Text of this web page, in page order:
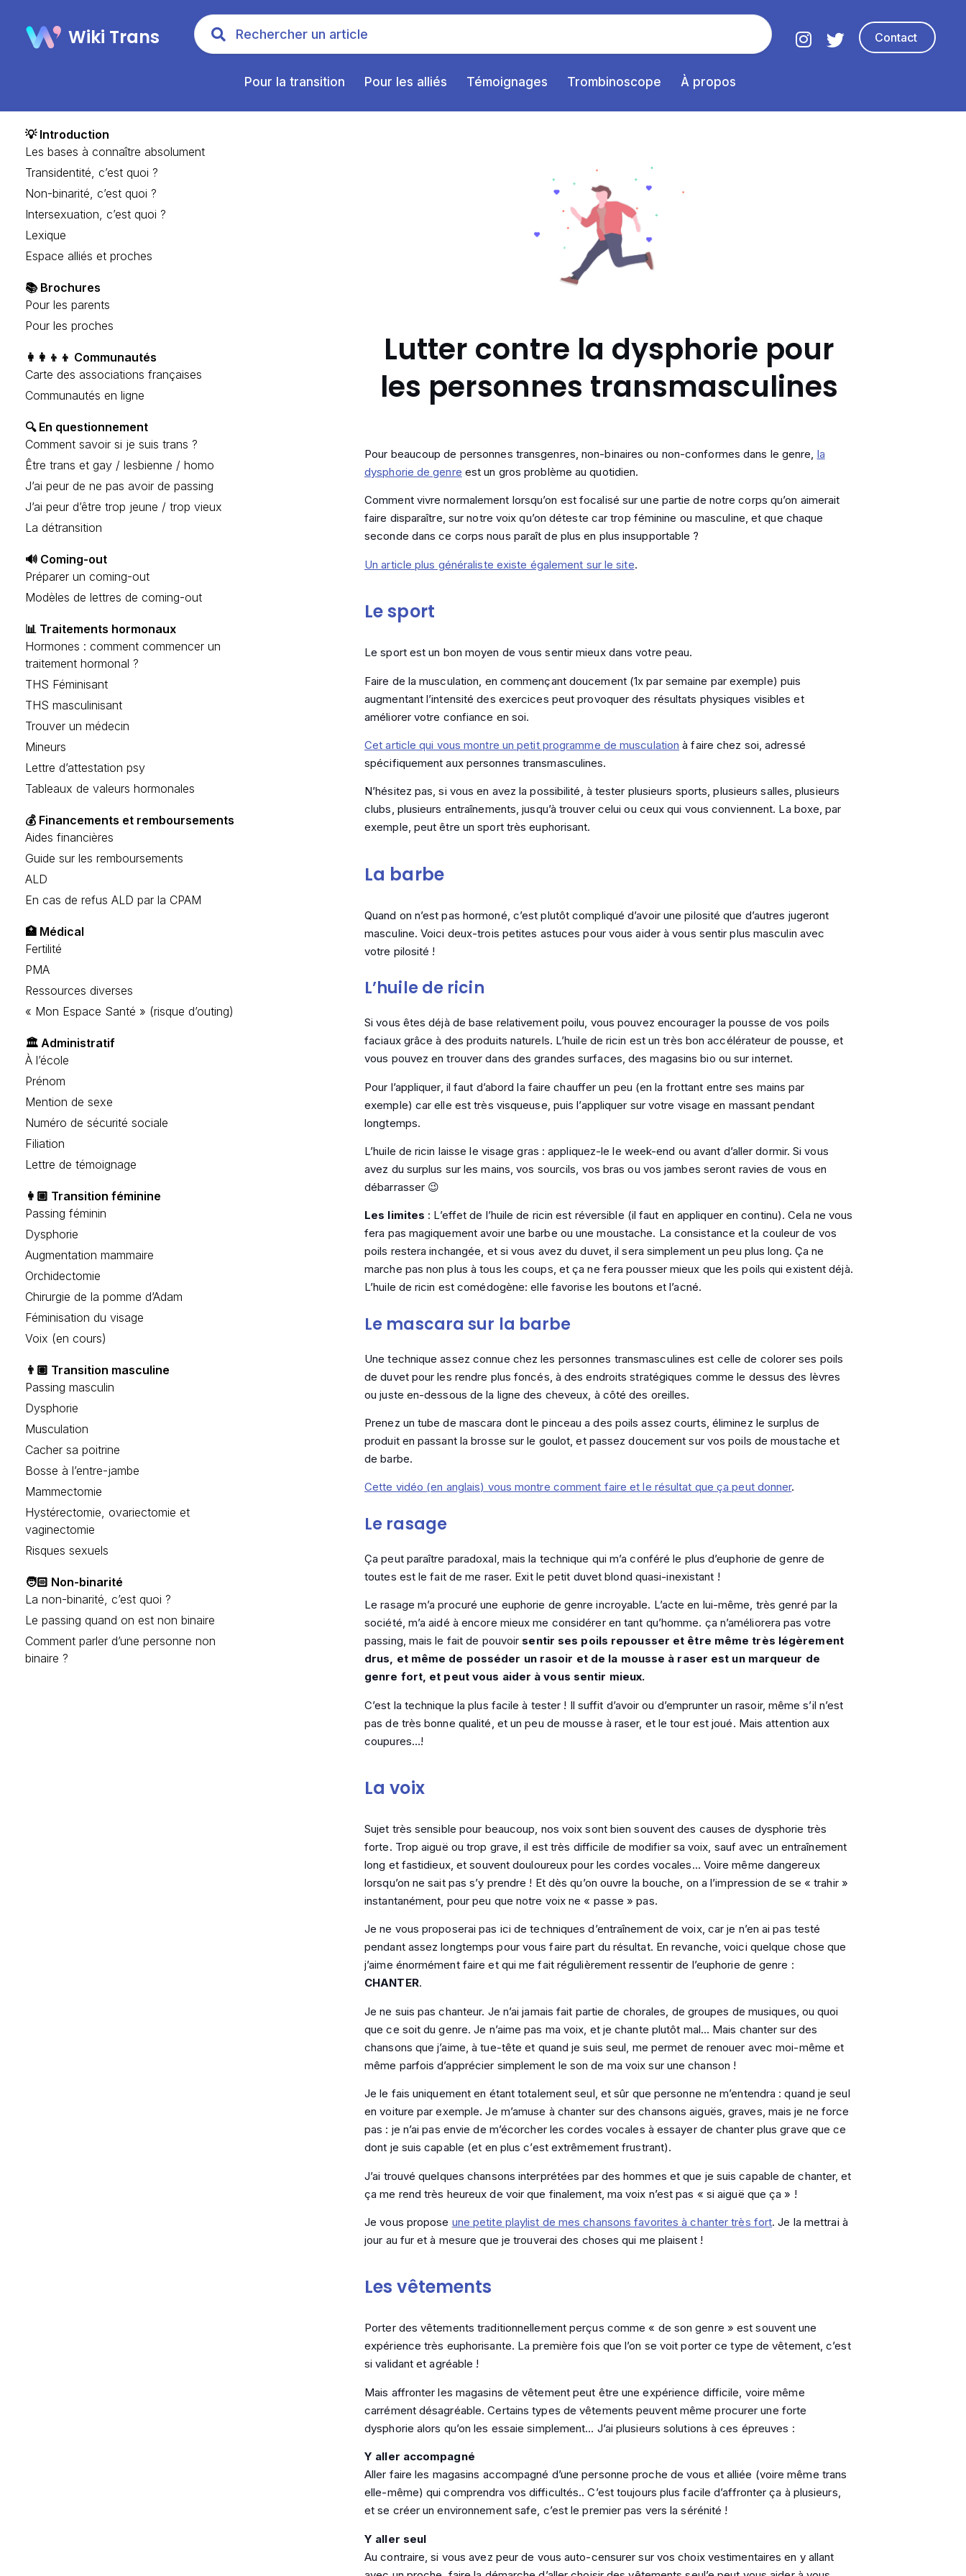
Wiki Trans Contact
Pour la transition Pour les alliés Témoignages Trombinoscope À propos
💡 Introduction
Les bases à connaître absolument
Transidentité, c’est quoi ?
Non-binarité, c’est quoi ?
Intersexuation, c’est quoi ?
Lexique
Espace alliés et proches
📚 Brochures
Pour les parents
Pour les proches
👩‍👩‍👦‍👦 Communautés
Carte des associations françaises
Communautés en ligne
🔍 En questionnement
Comment savoir si je suis trans ?
Être trans et gay / lesbienne / homo
J’ai peur de ne pas avoir de passing
J’ai peur d’être trop jeune / trop vieux
La détransition
🔊 Coming-out
Préparer un coming-out
Modèles de lettres de coming-out
📊 Traitements hormonaux
Hormones : comment commencer un
traitement hormonal ?
THS Féminisant
THS masculinisant
Trouver un médecin
Mineurs
Lettre d’attestation psy
Tableaux de valeurs hormonales
💰 Financements et remboursements
Aides financières
Guide sur les remboursements
ALD
En cas de refus ALD par la CPAM
🏥 Médical
Fertilité
PMA
Ressources diverses
« Mon Espace Santé » (risque d’outing)
🏛️ Administratif
À l’école
Prénom
Mention de sexe
Numéro de sécurité sociale
Filiation
Lettre de témoignage
👩🏼 Transition féminine
Passing féminin
Dysphorie
Augmentation mammaire
Orchidectomie
Chirurgie de la pomme d’Adam
Féminisation du visage
Voix (en cours)
👨🏽 Transition masculine
Passing masculin
Dysphorie
Musculation
Cacher sa poitrine
Bosse à l’entre-jambe
Mammectomie
Hystérectomie, ovariectomie et
vaginectomie
Risques sexuels
🧑🏻 Non-binarité
La non-binarité, c’est quoi ?
Le passing quand on est non binaire
Comment parler d’une personne non
binaire ?
Lutter contre la dysphorie pour
les personnes transmasculines
Pour beaucoup de personnes transgenres, non-binaires ou non-conformes dans le genre, la
dysphorie de genre est un gros problème au quotidien.
Comment vivre normalement lorsqu’on est focalisé sur une partie de notre corps qu’on aimerait
faire disparaître, sur notre voix qu’on déteste car trop féminine ou masculine, et que chaque
seconde dans ce corps nous paraît de plus en plus insupportable ?
Un article plus généraliste existe également sur le site.
Le sport
Le sport est un bon moyen de vous sentir mieux dans votre peau.
Faire de la musculation, en commençant doucement (1x par semaine par exemple) puis
augmentant l’intensité des exercices peut provoquer des résultats physiques visibles et
améliorer votre confiance en soi.
Cet article qui vous montre un petit programme de musculation à faire chez soi, adressé
spécifiquement aux personnes transmasculines.
N’hésitez pas, si vous en avez la possibilité, à tester plusieurs sports, plusieurs salles, plusieurs
clubs, plusieurs entraînements, jusqu’à trouver celui ou ceux qui vous conviennent. La boxe, par
exemple, peut être un sport très euphorisant.
La barbe
Quand on n’est pas hormoné, c’est plutôt compliqué d’avoir une pilosité que d’autres jugeront
masculine. Voici deux-trois petites astuces pour vous aider à vous sentir plus masculin avec
votre pilosité !
L’huile de ricin
Si vous êtes déjà de base relativement poilu, vous pouvez encourager la pousse de vos poils
faciaux grâce à des produits naturels. L’huile de ricin est un très bon accélérateur de pousse, et
vous pouvez en trouver dans des grandes surfaces, des magasins bio ou sur internet.
Pour l’appliquer, il faut d’abord la faire chauffer un peu (en la frottant entre ses mains par
exemple) car elle est très visqueuse, puis l’appliquer sur votre visage en massant pendant
longtemps.
L’huile de ricin laisse le visage gras : appliquez-le le week-end ou avant d’aller dormir. Si vous
avez du surplus sur les mains, vos sourcils, vos bras ou vos jambes seront ravies de vous en
débarrasser 😉
Les limites : L’effet de l’huile de ricin est réversible (il faut en appliquer en continu). Cela ne vous
fera pas magiquement avoir une barbe ou une moustache. La consistance et la couleur de vos
poils restera inchangée, et si vous avez du duvet, il sera simplement un peu plus long. Ça ne
marche pas non plus à tous les coups, et ça ne fera pousser mieux que les poils qui existent déjà.
L’huile de ricin est comédogène: elle favorise les boutons et l’acné.
Le mascara sur la barbe
Une technique assez connue chez les personnes transmasculines est celle de colorer ses poils
de duvet pour les rendre plus foncés, à des endroits stratégiques comme le dessus des lèvres
ou juste en-dessous de la ligne des cheveux, à côté des oreilles.
Prenez un tube de mascara dont le pinceau a des poils assez courts, éliminez le surplus de
produit en passant la brosse sur le goulot, et passez doucement sur vos poils de moustache et
de barbe.
Cette vidéo (en anglais) vous montre comment faire et le résultat que ça peut donner.
Le rasage
Ça peut paraître paradoxal, mais la technique qui m’a conféré le plus d’euphorie de genre de
toutes est le fait de me raser. Exit le petit duvet blond quasi-inexistant !
Le rasage m’a procuré une euphorie de genre incroyable. L’acte en lui-même, très genré par la
société, m’a aidé à encore mieux me considérer en tant qu’homme. ça n’améliorera pas votre
passing, mais le fait de pouvoir sentir ses poils repousser et être même très légèrement
drus, et même de posséder un rasoir et de la mousse à raser est un marqueur de
genre fort, et peut vous aider à vous sentir mieux.
C’est la technique la plus facile à tester ! Il suffit d’avoir ou d’emprunter un rasoir, même s’il n’est
pas de très bonne qualité, et un peu de mousse à raser, et le tour est joué. Mais attention aux
coupures…!
La voix
Sujet très sensible pour beaucoup, nos voix sont bien souvent des causes de dysphorie très
forte. Trop aiguë ou trop grave, il est très difficile de modifier sa voix, sauf avec un entraînement
long et fastidieux, et souvent douloureux pour les cordes vocales… Voire même dangereux
lorsqu’on ne sait pas s’y prendre ! Et dès qu’on ouvre la bouche, on a l’impression de se « trahir »
instantanément, pour peu que notre voix ne « passe » pas.
Je ne vous proposerai pas ici de techniques d’entraînement de voix, car je n’en ai pas testé
pendant assez longtemps pour vous faire part du résultat. En revanche, voici quelque chose que
j’aime énormément faire et qui me fait régulièrement ressentir de l’euphorie de genre :
CHANTER.
Je ne suis pas chanteur. Je n’ai jamais fait partie de chorales, de groupes de musiques, ou quoi
que ce soit du genre. Je n’aime pas ma voix, et je chante plutôt mal… Mais chanter sur des
chansons que j’aime, à tue-tête et quand je suis seul, me permet de renouer avec moi-même et
même parfois d’apprécier simplement le son de ma voix sur une chanson !
Je le fais uniquement en étant totalement seul, et sûr que personne ne m’entendra : quand je seul
en voiture par exemple. Je m’amuse à chanter sur des chansons aiguës, graves, mais je ne force
pas : je n’ai pas envie de m’écorcher les cordes vocales à essayer de chanter plus grave que ce
dont je suis capable (et en plus c’est extrêmement frustrant).
J’ai trouvé quelques chansons interprétées par des hommes et que je suis capable de chanter, et
ça me rend très heureux de voir que finalement, ma voix n’est pas « si aiguë que ça » !
Je vous propose une petite playlist de mes chansons favorites à chanter très fort. Je la mettrai à
jour au fur et à mesure que je trouverai des choses qui me plaisent !
Les vêtements
Porter des vêtements traditionnellement perçus comme « de son genre » est souvent une
expérience très euphorisante. La première fois que l’on se voit porter ce type de vêtement, c’est
si validant et agréable !
Mais affronter les magasins de vêtement peut être une expérience difficile, voire même
carrément désagréable. Certains types de vêtements peuvent même procurer une forte
dysphorie alors qu’on les essaie simplement… J’ai plusieurs solutions à ces épreuves :
Y aller accompagné
Aller faire les magasins accompagné d’une personne proche de vous et alliée (voire même trans
elle-même) qui comprendra vos difficultés.. C’est toujours plus facile d’affronter ça à plusieurs,
et se créer un environnement safe, c’est le premier pas vers la sérénité !
Y aller seul
Au contraire, si vous avez peur de vous auto-censurer sur vos choix vestimentaires en y allant